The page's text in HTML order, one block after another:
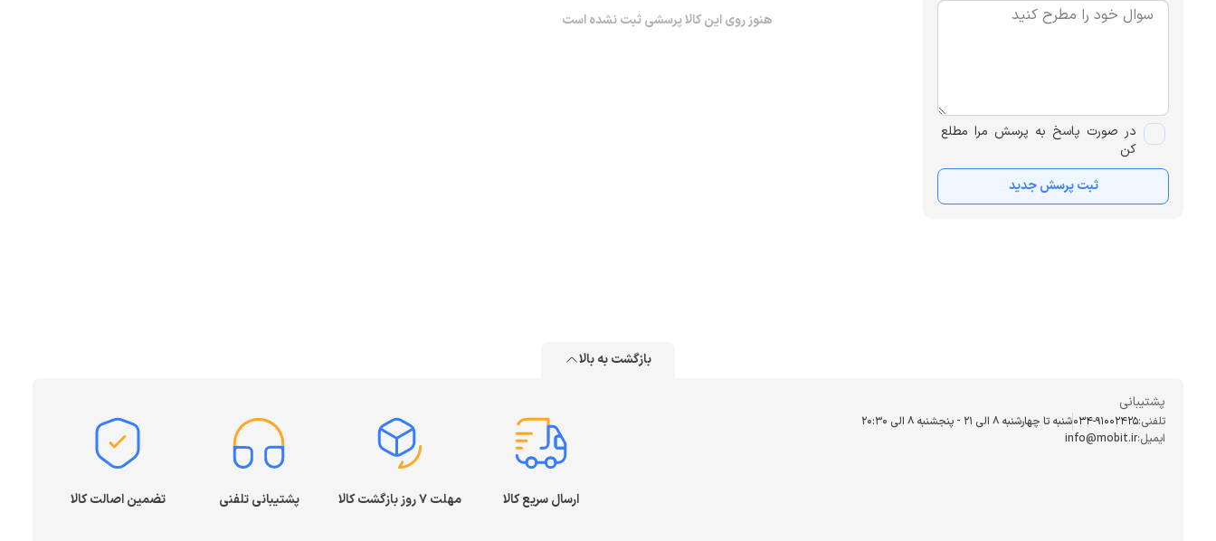
در صورت پاسخ به پرسش مرا مطلع
کن
ثبت پرسش جدید
هنوز روی این کالا پرسشی ثبت نشده است
بازگشت به بالا
پشتیبانی
تلفنی:034-91002425شنبه تا چهارشنبه ۸ الی ۲۱ - پنجشنبه 8 الی ۲۰:۳۰
ایمیل:info@mobit.ir
ارسال سریع کالا مهلت ۷ روز بازگشت کالا پشتیبانی تلفنی تضمین اصالت کالا